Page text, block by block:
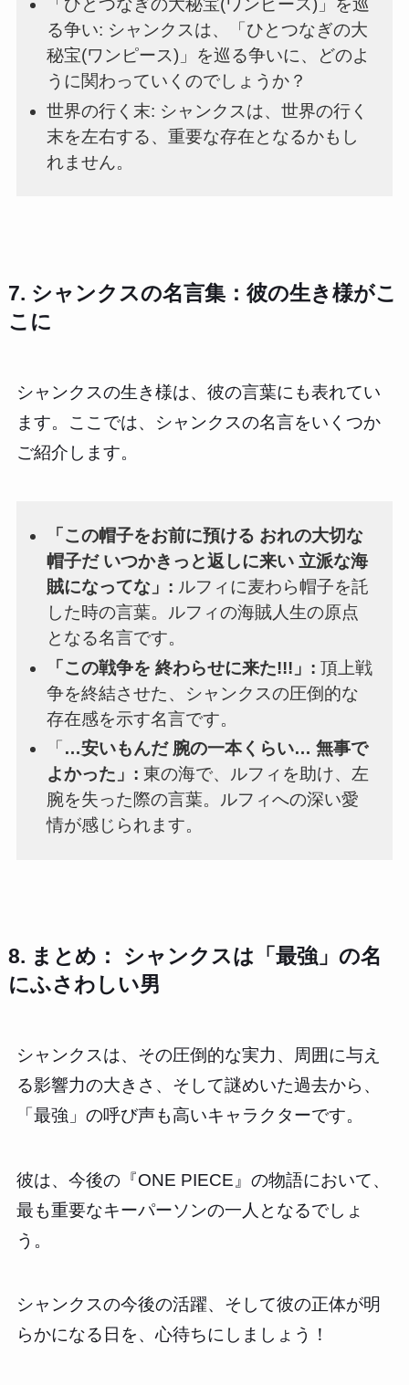
「ひとつなぎの大秘宝(ワンピース)」を巡
る争い: シャンクスは、「ひとつなぎの大
秘宝(ワンピース)」を巡る争いに、どのよ
うに関わっていくのでしょうか？
世界の行く末: シャンクスは、世界の行く
末を左右する、重要な存在となるかもし
れません。
7. シャンクスの名言集：彼の生き様がこ
こに
シャンクスの生き様は、彼の言葉にも表れてい
ます。ここでは、シャンクスの名言をいくつか
ご紹介します。
「この帽子をお前に預ける おれの大切な
帽子だ いつかきっと返しに来い 立派な海
賊になってな」: ルフィに麦わら帽子を託
した時の言葉。ルフィの海賊人生の原点
となる名言です。
「この戦争を 終わらせに来た!!!」: 頂上戦
争を終結させた、シャンクスの圧倒的な
存在感を示す名言です。
「 …安いもんだ 腕の一本くらい… 無事で
よかった」: 東の海で、ルフィを助け、左
腕を失った際の言葉。ルフィへの深い愛
情が感じられます。
8. まとめ： シャンクスは「最強」の名
にふさわしい男
シャンクスは、その圧倒的な実力、周囲に与え
る影響力の大きさ、そして謎めいた過去から、
「最強」の呼び声も高いキャラクターです。
彼は、今後の『ONE PIECE』の物語において、
最も重要なキーパーソンの一人となるでしょ
う。
シャンクスの今後の活躍、そして彼の正体が明
らかになる日を、心待ちにしましょう！